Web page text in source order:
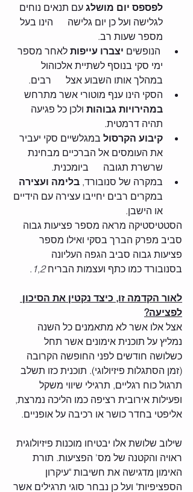
לפספס יום מושלג עם תנאים נוחים
לגלישה ועל כן יום גלישה      הינו בעל
מספר שעות רב.
יצברו עייפות לאחר מספר
ימי סקי בנוסף לשתיית אלכוהול
במהלך אותו השבוע אצל      רבים.
הסקי הינו ענף מוטורי אשר מתרחש
במהירויות גבוהות ולכן כל פגיעה
תהיה דרמטית.
קיבוע הקרסול במגלשיים סקי יעביר
את העומסים אל הברכיים מבחינת
שרשרת תגובה      ביומכנית.
במקרה של סנובורד, בלימה ועצירה
במקרים רבים יחייבו עצירה עם הידיים
או הישבן.
הסטטיסטיקה מראה מספר פציעות גבוה
סביב מפרק הברך בסקי ואילו מספר
פציעות גבוה סביב הגפה העליונה
בסנובורד כמו כתף ועצמות הבריח 1,2
.
לאור הקדמה זו, כיצד נקטין את הסיכון
לפציעה?
אצל אלו אשר לא מתאמנים כל השנה
נמליץ על תוכנית אימונים אשר תחל
כשלושה חודשים לפני החופשה הקרובה
(זמן הסתגלות פיזיולוגי). תוכנית כזו תשלב
תרגול כוח רגליים, תרגילי שיווי משקל
ופעילות אירובית רציפה כמו הליכה נמרצת,
אליפטי בחדר כושר או רכיבה על אופניים.
שילוב שלושת אלו יבטיחו מוכנות פיזיולוגית
ראויה והקטנה של מס' הפציעות. תורת
האימון מדגישה את חשיבות "עיקרון
הספציפיות" ועל כן נבחר סוגי תרגילים אשר